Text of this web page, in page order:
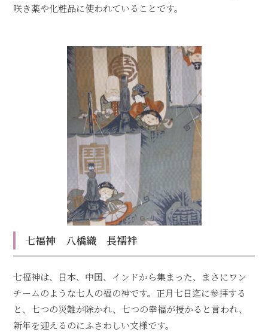
咲き薬や化粧品に使われていることです。
七福神 八橋織 長襦袢
七福神は、日本、中国、インドから集まった、まさにワン
チームのような七人の福の神です。正月七日迄に参拝する
と、七つの災難が除かれ、七つの幸福が授かると言われ、
新年を迎えるのにふさわしい文様です。